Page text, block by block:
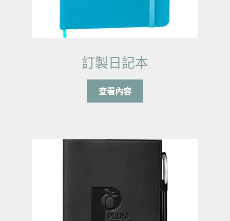
訂製日記本
查看內容